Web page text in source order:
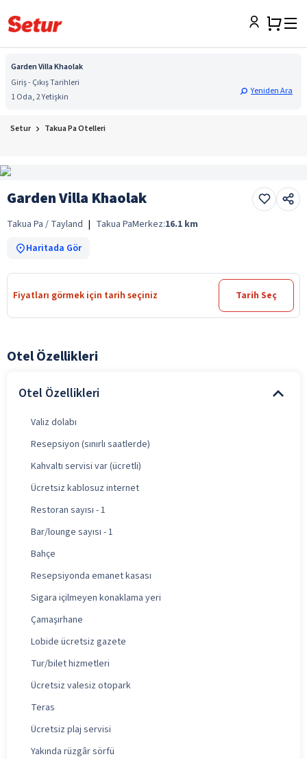
Garden Villa Khaolak
Giriş - Çıkış Tarihleri
1 Oda, 2 Yetişkin
Yeniden Ara
Setur Takua Pa Otelleri
Garden Villa Khaolak
Takua Pa / Tayland | Takua PaMerkez:16.1 km
Haritada Gör
Fiyatları görmek için tarih seçiniz Tarih Seç
Otel Özellikleri
Otel Özellikleri
Valiz dolabı
Resepsiyon (sınırlı saatlerde)
Kahvaltı servisi var (ücretli)
Ücretsiz kablosuz internet
Restoran sayısı - 1
Bar/lounge sayısı - 1
Bahçe
Resepsiyonda emanet kasası
Sigara içilmeyen konaklama yeri
Çamaşırhane
Lobide ücretsiz gazete
Tur/bilet hizmetleri
Ücretsiz valesiz otopark
Teras
Ücretsiz plaj servisi
Yakında rüzgâr sörfü